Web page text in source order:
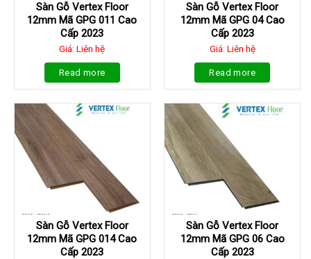
Sàn Gỗ Vertex Floor
12mm Mã GPG 011 Cao
Cấp 2023
Giá: Liên hệ
Read more
Sàn Gỗ Vertex Floor
12mm Mã GPG 04 Cao
Cấp 2023
Giá: Liên hệ
Read more
Sàn Gỗ Vertex Floor
12mm Mã GPG 014 Cao
Cấp 2023
Sàn Gỗ Vertex Floor
12mm Mã GPG 06 Cao
Cấp 2023